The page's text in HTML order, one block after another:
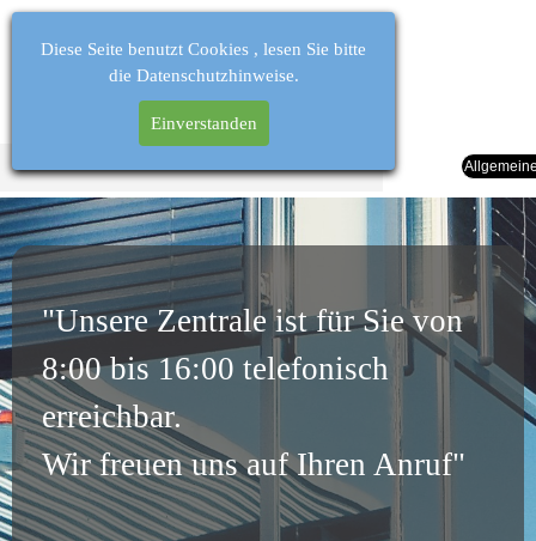
Made in Germany
Kontakt
"Unsere Zentrale ist für Sie von
8:00 bis 16:00 telefonisch
erreichbar.
Wir freuen uns auf Ihren Anruf"
Diese Seite benutzt Cookies , lesen Sie bitte
die Datenschutzhinweise.
Einverstanden